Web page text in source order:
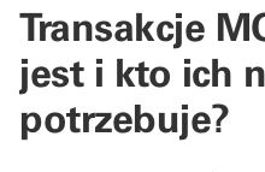
Transakcje
jest i kto ich
potrzebuje?